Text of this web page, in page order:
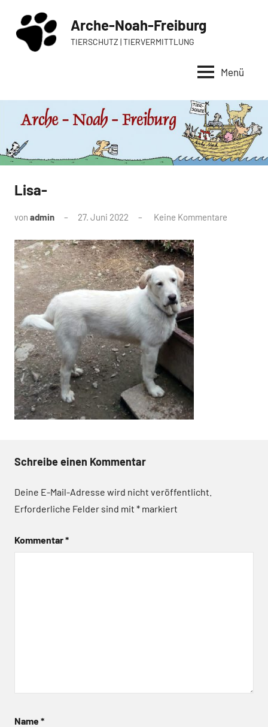
Inhalt
springen
Arche-Noah-Freiburg
TIERSCHUTZ | TIERVERMITTLUNG
Menü
Lisa-
von admin 27. Juni 2022 Keine Kommentare
Schreibe einen Kommentar
Deine E-Mail-Adresse wird nicht veröffentlicht.
Erforderliche Felder sind mit * markiert
Kommentar*
Name*